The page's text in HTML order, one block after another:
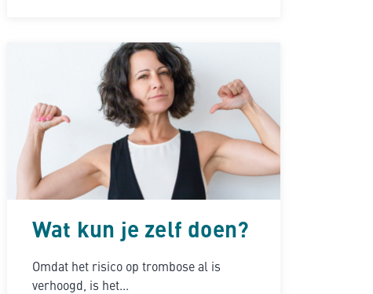
Wat kun je zelf doen?
Omdat het risico op trombose al is
verhoogd, is het...